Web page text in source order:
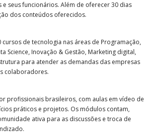
e seus funcionários. Além de oferecer 30 dias
dos conteúdos oferecidos.
cursos de tecnologia nas áreas de Programação,
Science, Inovação & Gestão, Marketing digital,
para atender as demandas das empresas
colaboradores.
profissionais brasileiros, com aulas em vídeo de
práticos e projetos. Os módulos contam,
ativa para as discussões e troca de